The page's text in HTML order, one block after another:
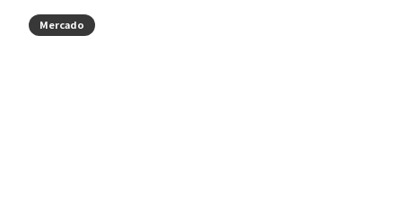
Mercado